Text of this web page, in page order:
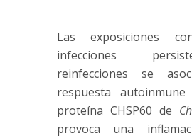
Las exposiciones
infecciones
reinfecciones se
respuesta
proteína CHSP60 de
provoca una